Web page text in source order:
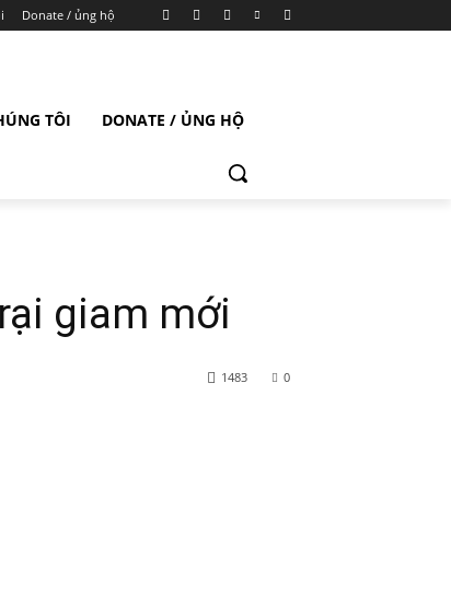
Donate / ủng hộ
TÔI DONATE / ỦNG HỘ
giam mới
0
1483